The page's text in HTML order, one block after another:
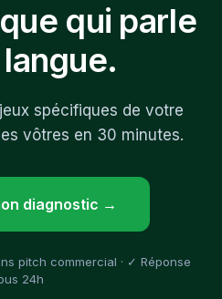
qui parle
spécifiques de votre
vôtres en 30 minutes.
diagnostic →
pitch commercial · ✓ Réponse
24h